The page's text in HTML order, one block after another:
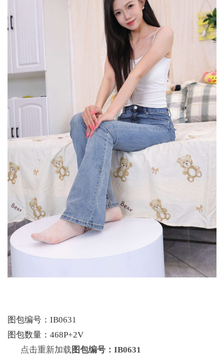
图包编号：IB0631
图包数量：468P+2V
点击重新加载 图包编号：IB0631